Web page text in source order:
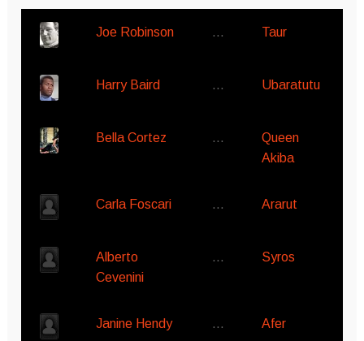
Joe Robinson … Taur
Harry Baird … Ubaratutu
Bella Cortez …
Queen
Akiba
Carla Foscari … Ararut
Alberto
Cevenini
… Syros
Janine Hendy … Afer